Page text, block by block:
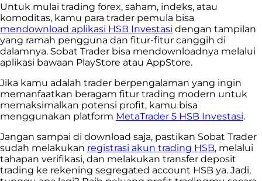
Untuk mulai trading forex, saham, indeks, atau
komoditas, kamu para trader pemula bisa
mendownload aplikasi HSB Investasi dengan tampilan
yang ramah pengguna dan fitur-fitur canggih di
dalamnya. Sobat Trader bisa mendownloadnya melalui
aplikasi bawaan PlayStore atau AppStore.
Jika kamu adalah trader berpengalaman yang ingin
memanfaatkan beragam fitur trading modern untuk
memaksimalkan potensi profit, kamu bisa
menggunakan platform MetaTrader 5 HSB Investasi.
Jangan sampai di download saja, pastikan Sobat Trader
sudah melakukan registrasi akun trading HSB, melalui
tahapan verifikasi, dan melakukan transfer deposit
trading ke rekening segregated account HSB ya. Jadi,